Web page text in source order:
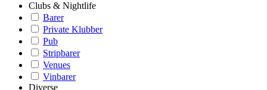
Clubs & Nightlife
Barer
Private Klubber
Pub
Stripbarer
Venues
Vinbarer
Diverse